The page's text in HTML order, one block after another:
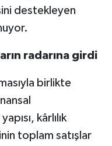
destekleyen
radarına girdi
birlikte
kârlılık
toplam satışlar